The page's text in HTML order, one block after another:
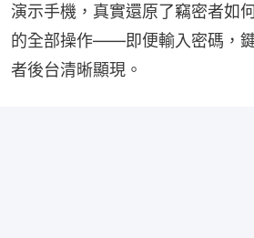
演示手機，真實還原了竊密者如
的全部操作——即便輸入密碼，
者後台清晰顯現。